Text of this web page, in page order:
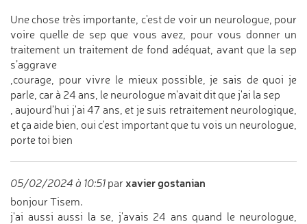
Une chose très importante, c'est de voir un neurologue, pour
voire quelle de sep que vous avez, pour vous donner un
traitement un traitement de fond adéquat, avant que la sep
s’aggrave
,courage, pour vivre le mieux possible, je sais de quoi je
parle, car à 24 ans, le neurologue m'avait dit que j'ai la sep
, aujourd’hui j'ai 47 ans, et je suis retraitement neurologique,
et ça aide bien, oui c'est important que tu vois un neurologue,
porte toi bien
05/02/2024 à 10:51 par xavier gostanian
bonjour Tisem.
j'ai aussi aussi la se, j'avais 24 ans quand le neurologue,